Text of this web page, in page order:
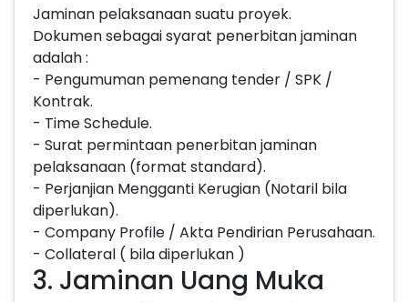
Jaminan pelaksanaan suatu proyek.
Dokumen sebagai syarat penerbitan jaminan
adalah :
- Pengumuman pemenang tender / SPK /
Kontrak.
- Time Schedule.
- Surat permintaan penerbitan jaminan
pelaksanaan (format standard).
- Perjanjian Mengganti Kerugian (Notaril bila
diperlukan).
- Company Profile / Akta Pendirian Perusahaan.
- Collateral ( bila diperlukan )
3. Jaminan Uang Muka